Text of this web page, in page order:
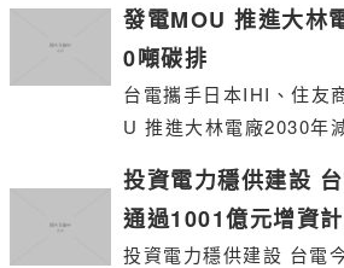
發電MOU 推進大林
0噸碳排
台電攜手日本IHI、住友
U 推進大林電廠2030年
投資電力穩供建設
通過1001億元增資
投資電力穩供建設 台電